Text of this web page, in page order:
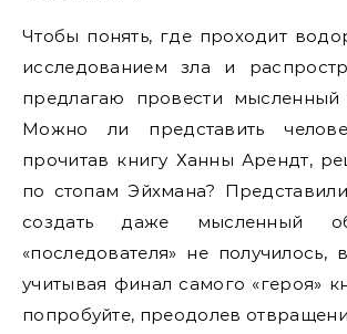
Чтобы понять, где проходит
исследованием зла и
предлагаю провести мысленный
Можно ли представить
прочитав книгу Ханны Арендт,
по стопам Эйхмана?
создать даже мысленный
«последователя» не получилось,
учитывая финал самого «героя»
попробуйте, преодолев